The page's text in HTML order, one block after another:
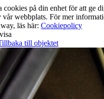
på din enhet för att ge
vår webbplats. För mer
läs här: Cookiepolicy
till objektet